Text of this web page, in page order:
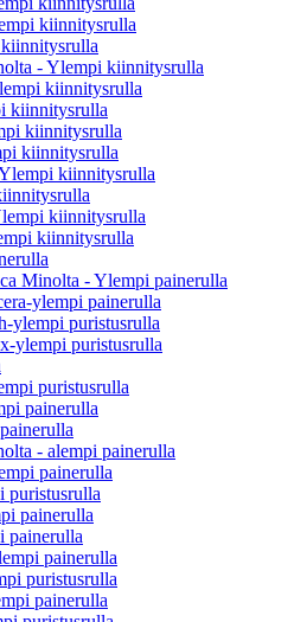
kiinnitysrulla
- Ylempi kiinnitysrulla
kiinnitysrulla
kiinnitysrulla
kiinnitysrulla
kiinnitysrulla
kiinnitysrulla
kiinnitysrulla
kiinnitysrulla
Minolta - Ylempi painerulla
ylempi painerulla
ylempi puristusrulla
ylempi puristusrulla
puristusrulla
painerulla
- alempi painerulla
painerulla
puristusrulla
painerulla
painerulla
painerulla
puristusrulla
painerulla